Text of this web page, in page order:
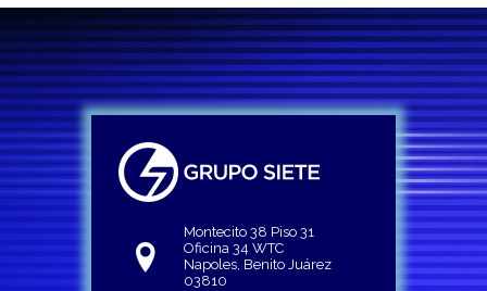
Montecito 38 Piso 31
Oficina 34 WTC
Napoles, Benito Juárez
03810